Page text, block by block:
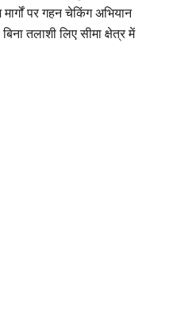
पर गहन चेकिंग अभियान
तलाशी लिए सीमा क्षेत्र में